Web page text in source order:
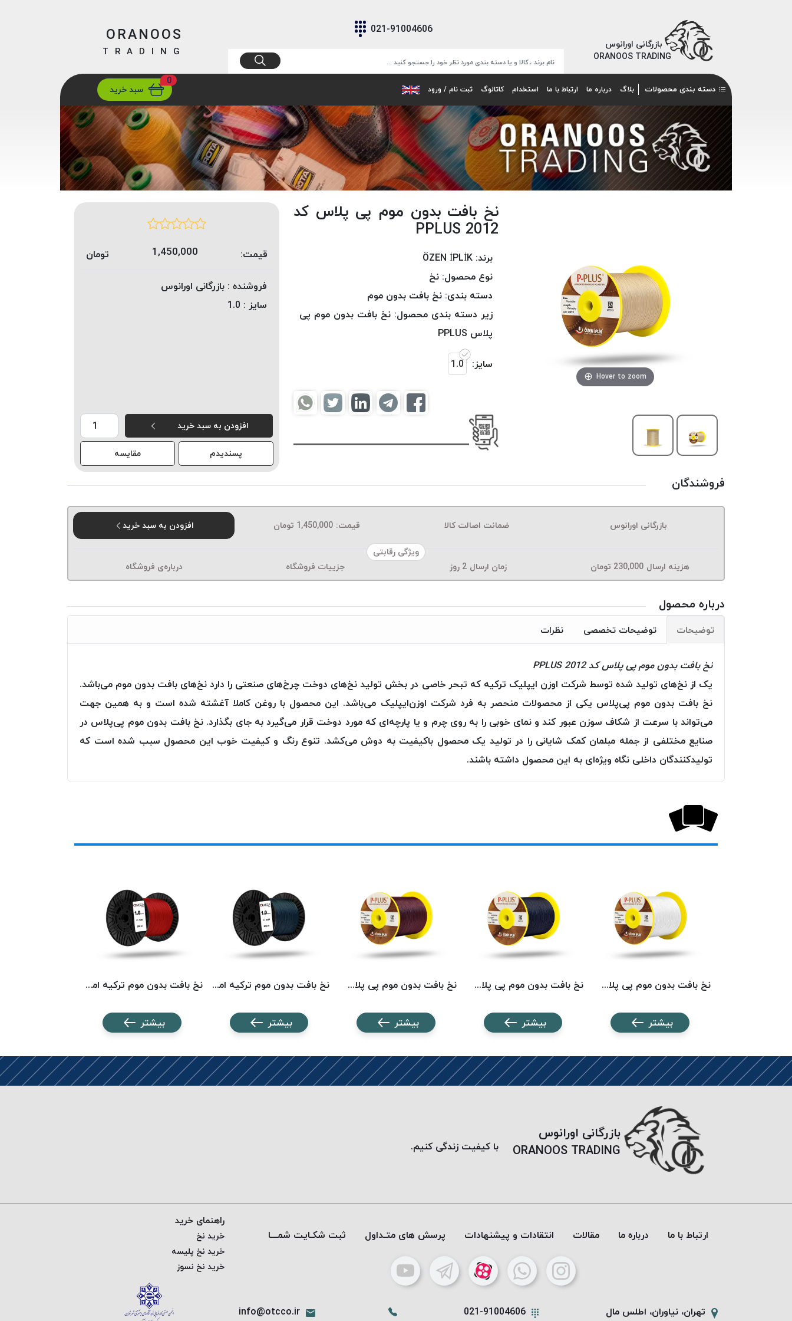
بازرگانی اورانوس
ORANOOS TRADING
021-91004606
ارسالتهران/ تهران
ORANOOS
TRADING
دسته بندی محصولات بلاگ درباره ما ارتباط با ما استخدام کاتالوگ ثبت نام / ورود
0
سبد خرید
Hover to zoom
نخ بافت بدون موم پی پلاس کد
2012 PPLUS
برند: ÖZEN İPLİK
نوع محصول: نخ
دسته بندی: نخ بافت بدون موم
زیر دسته بندی محصول: نخ بافت بدون موم پی
پلاس PPLUS
سایز: 1.0
قیمت: 1,450,000
تومان
فروشنده : بازرگانی اورانوس
سایز : 1.0
افزودن به سبد خرید
پسندیدم
مقایسه
فروشندگان
بازرگانی اورانوس ضمانت اصالت کالا قیمت: 1,450,000 تومان
افزودن به سبد خرید
ویژگی رقابتی
هزینه ارسال 230,000 تومان زمان ارسال 2 روز جزییات فروشگاه درباره‌ی فروشگاه
درباره محصول
توضیحات توضیحات تخصصی نظرات
نخ بافت بدون موم پی پلاس کد 2012 PPLUS
یک از نخ‌های تولید شده توسط شرکت اوزن ایپلیک ترکیه که تبحر خاصی در بخش تولید نخ‌های دوخت چرخ‌های صنعتی را دارد نخ‌های بافت بدون موم می‌باشد.
نخ بافت بدون موم پی‌پلاس یکی از محصولات منحصر به فرد شرکت اوزن‌ایپلیک می‌باشد. این محصول با روغن کاملا آغشته شده است و به همین جهت
می‌تواند با سرعت از شکاف سوزن عبور کند و نمای خوبی را به روی چرم و یا پارچه‌ای که مورد دوخت قرار می‌گیرد به جای بگذارد. نخ بافت بدون موم پی‌پلاس در
صنایع مختلفی از جمله مبلمان کمک شایانی را در تولید یک محصول باکیفیت به دوش می‌کشد. تنوع رنگ و کیفیت خوب این محصول سبب شده است که
تولیدکنندگان داخلی نگاه ویژه‌ای به این محصول داشته باشند.
نخ بافت بدون موم پی پلاس کد 201 PPLUS
بیشتر
نخ بافت بدون موم پی پلاس کد 511 PPLUS
بیشتر
نخ بافت بدون موم پی پلاس کد 1722 PPLUS
بیشتر
نخ بافت بدون موم ترکیه امگا کد 5568 OMEGA
بیشتر
نخ بافت بدون موم ترکیه امگا کد 5023 OMEGA
بیشتر
بازرگانی اورانوس
ORANOOS TRADING
با کیفیت زندگی کنیم.
ارتباط با ما درباره ما مقالات انتقادات و پیشنهادات پرسش های متـداول ثبت شکـایت شمـــا
تهران، نیاوران، اطلس مال 021-91004606
info@otcco.ir
راهنمای خرید
خرید نخ
خرید نخ پلیسه
خرید نخ نسوز